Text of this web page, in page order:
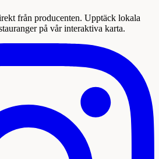
från producenten. Upptäck lokala
på vår interaktiva karta.